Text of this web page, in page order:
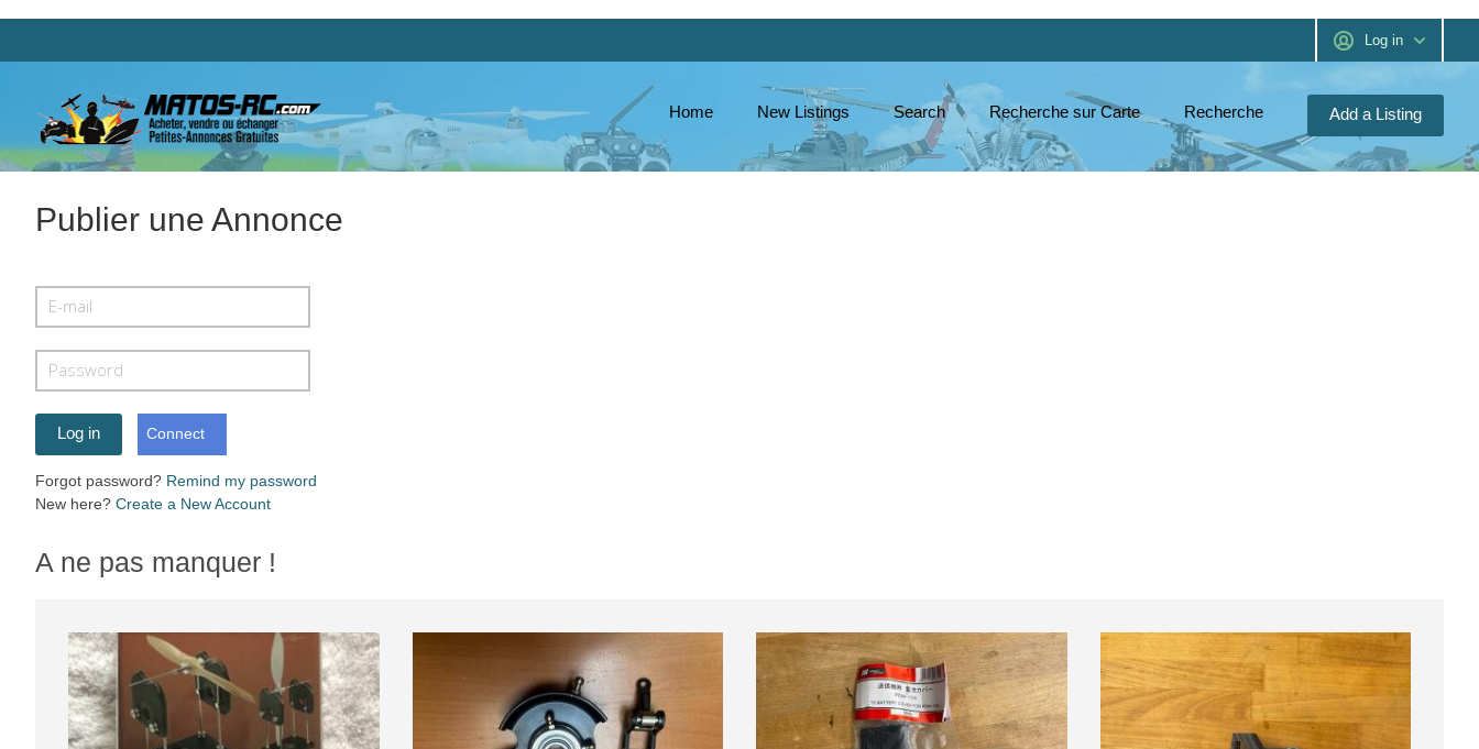
Log in
Add a Listing
Home New Listings Search Recherche sur Carte Recherche
Publier une Annonce
Connect
Forgot password? Remind my password
New here? Create a New Account
A ne pas manquer !